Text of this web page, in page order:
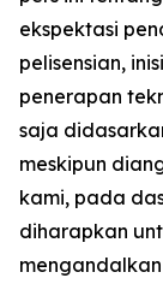
ekspektasi
pelisensian,
penerapan
saja
meskipun
kami, pada
diharapkan